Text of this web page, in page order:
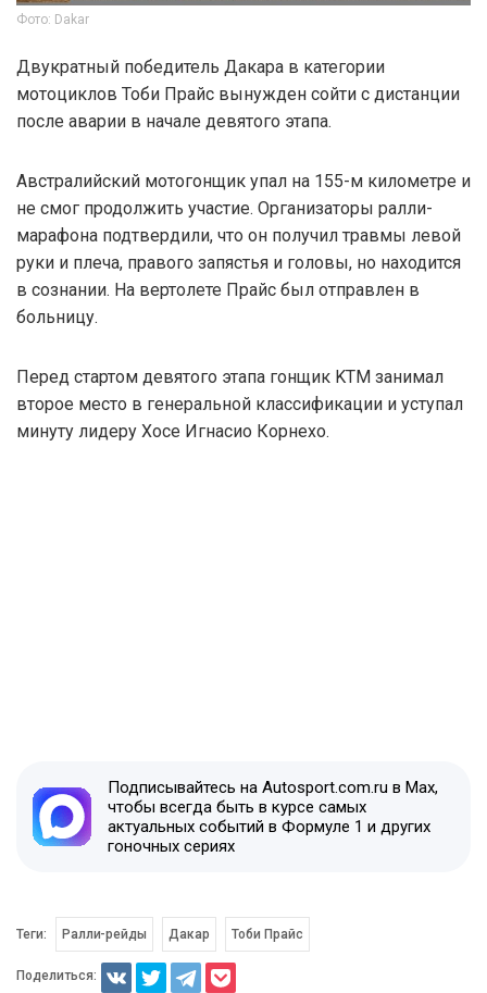
Фото: Dakar
Двукратный победитель Дакара в категории
мотоциклов Тоби Прайс вынужден сойти с дистанции
после аварии в начале девятого этапа.
Австралийский мотогонщик упал на 155-м километре и
не смог продолжить участие. Организаторы ралли-
марафона подтвердили, что он получил травмы левой
руки и плеча, правого запястья и головы, но находится
в сознании. На вертолете Прайс был отправлен в
больницу.
Перед стартом девятого этапа гонщик KTM занимал
второе место в генеральной классификации и уступал
минуту лидеру Хосе Игнасио Корнехо.
Подписывайтесь на Autosport.com.ru в Max,
чтобы всегда быть в курсе самых
актуальных событий в Формуле 1 и других
гоночных сериях
Теги: Ралли-рейды Дакар Тоби Прайс
Поделиться: